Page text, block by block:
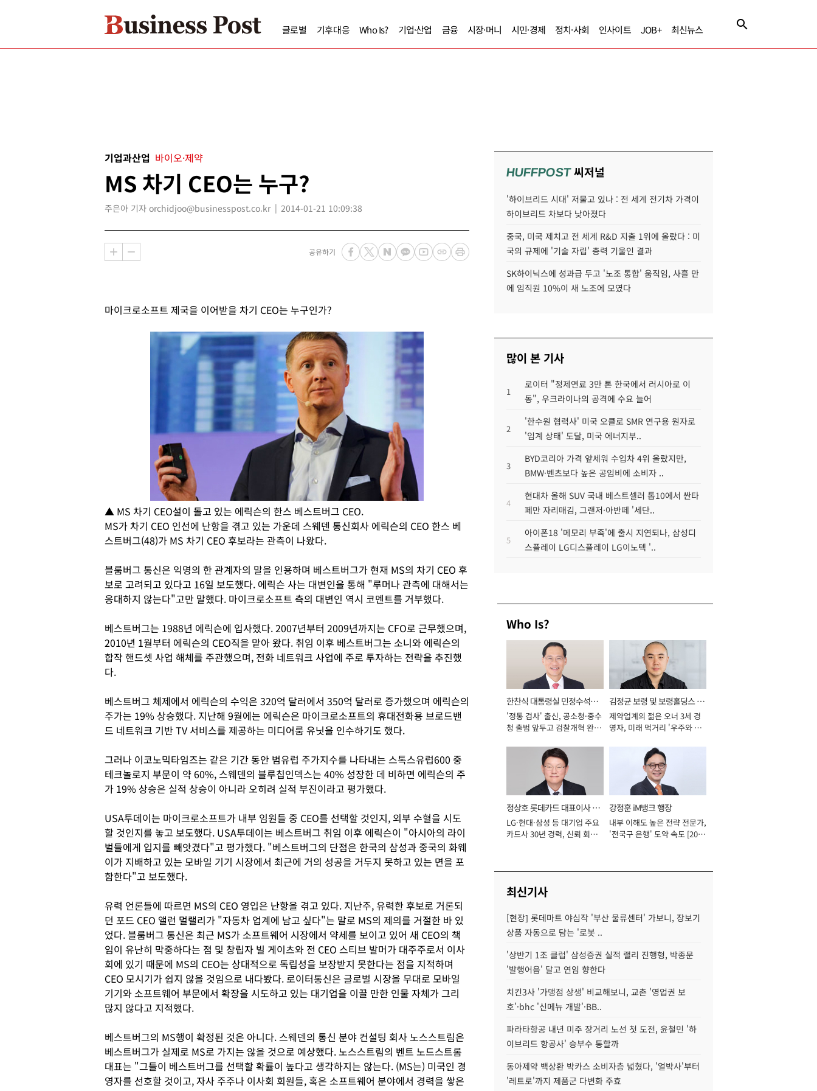
글로벌 기후대응 Who Is? 기업·산업 금융 시장·머니 시민·경제 정치·사회 인사이트 JOB+ 최신뉴스
기업과산업 바이오·제약
MS 차기 CEO는 누구?
주은아 기자 orchidjoo@businesspost.co.kr 2014-01-21 10:09:38
공유하기
마이크로소프트 제국을 이어받을 차기 CEO는 누구인가?
▲ MS 차기 CEO설이 돌고 있는 에릭슨의 한스 베스트버그 CEO.
MS가 차기 CEO 인선에 난항을 겪고 있는 가운데 스웨덴 통신회사 에릭슨의 CEO 한스 베
스트버그(48)가 MS 차기 CEO 후보라는 관측이 나왔다.
블룸버그 통신은 익명의 한 관계자의 말을 인용하며 베스트버그가 현재 MS의 차기 CEO 후
보로 고려되고 있다고 16일 보도했다. 에릭슨 사는 대변인을 통해 "루머나 관측에 대해서는
응대하지 않는다"고만 말했다. 마이크로소프트 측의 대변인 역시 코멘트를 거부했다.
베스트버그는 1988년 에릭슨에 입사했다. 2007년부터 2009년까지는 CFO로 근무했으며,
2010년 1월부터 에릭슨의 CEO직을 맡아 왔다. 취임 이후 베스트버그는 소니와 에릭슨의
합작 핸드셋 사업 해체를 주관했으며, 전화 네트워크 사업에 주로 투자하는 전략을 추진했
다.
베스트버그 체제에서 에릭슨의 수익은 320억 달러에서 350억 달러로 증가했으며 에릭슨의
주가는 19% 상승했다. 지난해 9월에는 에릭슨은 마이크로소프트의 휴대전화용 브로드밴
드 네트워크 기반 TV 서비스를 제공하는 미디어룸 유닛을 인수하기도 했다.
그러나 이코노믹타임즈는 같은 기간 동안 범유럽 주가지수를 나타내는 스톡스유럽600 중
테크놀로지 부문이 약 60%, 스웨덴의 블루칩인덱스는 40% 성장한 데 비하면 에릭슨의 주
가 19% 상승은 실적 상승이 아니라 오히려 실적 부진이라고 평가했다.
USA투데이는 마이크로소프트가 내부 임원들 중 CEO를 선택할 것인지, 외부 수혈을 시도
할 것인지를 놓고 보도했다. USA투데이는 베스트버그 취임 이후 에릭슨이 "아시아의 라이
벌들에게 입지를 빼앗겼다"고 평가했다. "베스트버그의 단점은 한국의 삼성과 중국의 화웨
이가 지배하고 있는 모바일 기기 시장에서 최근에 거의 성공을 거두지 못하고 있는 면을 포
함한다"고 보도했다.
유력 언론들에 따르면 MS의 CEO 영입은 난항을 겪고 있다. 지난주, 유력한 후보로 거론되
던 포드 CEO 앨런 멀랠리가 "자동차 업계에 남고 싶다"는 말로 MS의 제의를 거절한 바 있
었다. 블룸버그 통신은 최근 MS가 소프트웨어 시장에서 약세를 보이고 있어 새 CEO의 책
임이 유난히 막중하다는 점 및 창립자 빌 게이츠와 전 CEO 스티브 발머가 대주주로서 이사
회에 있기 때문에 MS의 CEO는 상대적으로 독립성을 보장받지 못한다는 점을 지적하며
CEO 모시기가 쉽지 않을 것임으로 내다봤다. 로이터통신은 글로벌 시장을 무대로 모바일
기기와 소프트웨어 부문에서 확장을 시도하고 있는 대기업을 이끌 만한 인물 자체가 그리
많지 않다고 지적했다.
베스트버그의 MS행이 확정된 것은 아니다. 스웨덴의 통신 분야 컨설팅 회사 노스스트림은
베스트버그가 실제로 MS로 가지는 않을 것으로 예상했다. 노스스트림의 벤트 노드스트롬
대표는 "그들이 베스트버그를 선택할 확률이 높다고 생각하지는 않는다. (MS는) 미국인 경
영자를 선호할 것이고, 자사 주주나 이사회 회원들, 혹은 소프트웨어 분야에서 경력을 쌓은
HUFFPOST씨저널
'하이브리드 시대' 저물고 있나 : 전 세계 전기차 가격이
하이브리드 차보다 낮아졌다
중국, 미국 제치고 전 세계 R&D 지출 1위에 올랐다 : 미
국의 규제에 '기술 자립' 총력 기울인 결과
SK하이닉스에 성과급 두고 '노조 통합' 움직임, 사흘 만
에 임직원 10%이 새 노조에 모였다
많이 본 기사
1
로이터 "정제연료 3만 톤 한국에서 러시아로 이
동", 우크라이나의 공격에 수요 늘어
2
'한수원 협력사' 미국 오클로 SMR 연구용 원자로
'임계 상태' 도달, 미국 에너지부..
3
BYD코리아 가격 앞세워 수입차 4위 올랐지만,
BMW·벤츠보다 높은 공임비에 소비자 ..
4
현대차 올해 SUV 국내 베스트셀러 톱10에서 싼타
페만 자리매김, 그랜저·아반떼 '세단..
5
아이폰18 '메모리 부족'에 출시 지연되나, 삼성디
스플레이 LG디스플레이 LG이노텍 '..
Who Is?
한찬식 대통령실 민정수석비
서관
'정통 검사' 출신, 공소청·중수
청 출범 앞두고 검찰개혁 완수
김정균 보령 및 보령홀딩스 대
표이사 사장
제약업계의 젊은 오너 3세 경
영자, 미래 먹거리 '우주와 헬
정상호 롯데카드 대표이사 사
장
LG·현대·삼성 등 대기업 주요
카드사 30년 경력, 신뢰 회복
강정훈 iM뱅크 행장
내부 이해도 높은 전략 전문가,
'전국구 은행' 도약 속도 [2026
최신기사
[현장] 롯데마트 야심작 '부산 물류센터' 가보니, 장보기
상품 자동으로 담는 '로봇 ..
'상반기 1조 클럽' 삼성증권 실적 랠리 진행형, 박종문
'발행어음' 달고 연임 향한다
치킨3사 '가맹점 상생' 비교해보니, 교촌 '영업권 보
호'·bhc '신메뉴 개발'·BB..
파라타항공 내년 미주 장거리 노선 첫 도전, 윤철민 '하
이브리드 항공사' 승부수 통할까
동아제약 백상환 박카스 소비자층 넓혔다, '얼박사'부터
'레트로'까지 제품군 다변화 주효